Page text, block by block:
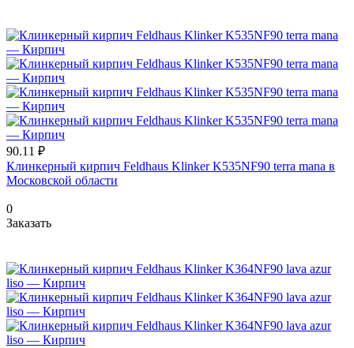
90.11 ₽
Клинкерный кирпич Feldhaus Klinker K535NF90 terra mana в
Московской области
0
Заказать